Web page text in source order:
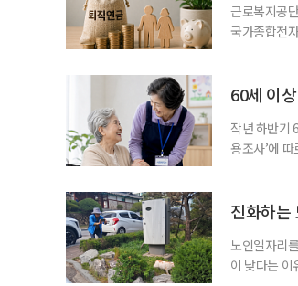
근로복지공
국가종합전
득 보장 강화
60세 이
작년 하반기
용조사’에
증가하고,
진화하는
노인일자리
이 낮다는 이